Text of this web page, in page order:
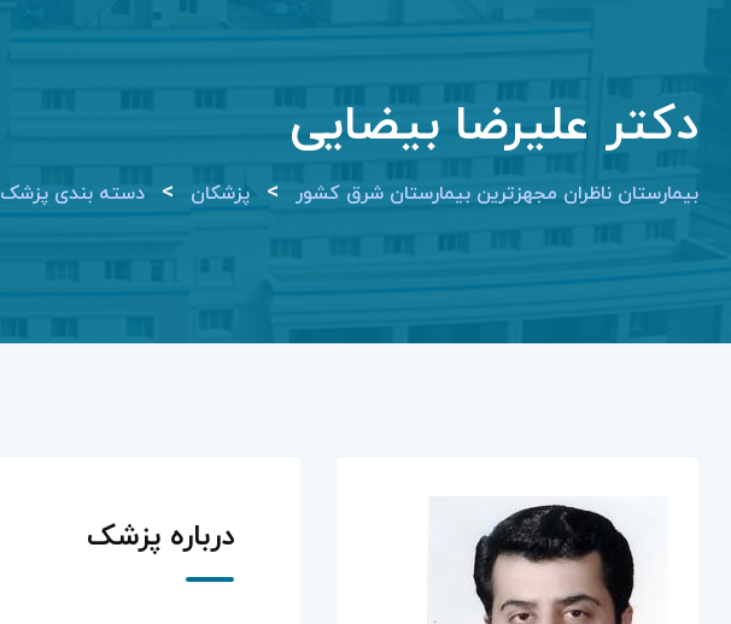
دکتر علیرضا بیضایی
بیمارستان ناظران مجهزترین بیمارستان شرق کشور > پزشکان > دسته بندی پزشک
درباره پزشک